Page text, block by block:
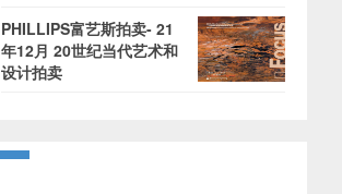
PHILLIPS富艺斯拍卖- 21
年12月 20世纪当代艺术和
设计拍卖